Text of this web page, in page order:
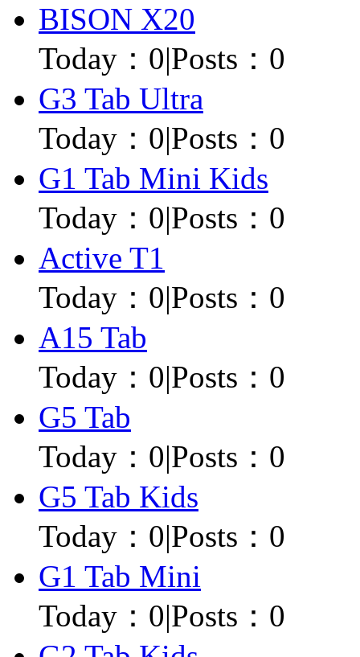
BISON X20
Today： 0|Posts：0
G3 Tab Ultra
Today： 0|Posts：0
G1 Tab Mini Kids
Today： 0|Posts：0
Active T1
Today： 0|Posts：0
A15 Tab
Today： 0|Posts：0
G5 Tab
Today： 0|Posts：0
G5 Tab Kids
Today： 0|Posts：0
G1 Tab Mini
Today： 0|Posts：0